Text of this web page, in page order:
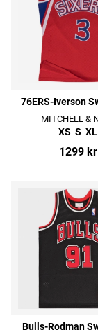
76ERS-Iverson
MITCHELL &
XS S XL
1299 kr
Bulls-Rodman